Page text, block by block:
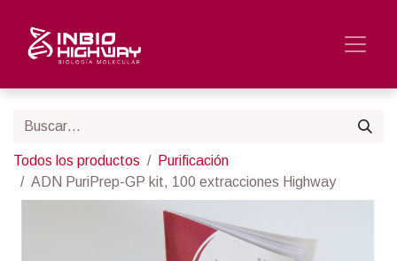
Todos los productos
Purificación
ADN PuriPrep-GP kit, 100 extracciones Highway